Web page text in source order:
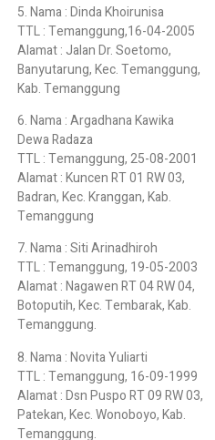
5. Nama : Dinda Khoirunisa
TTL : Temanggung,16-04-2005
Alamat : Jalan Dr. Soetomo,
Banyutarung, Kec. Temanggung,
Kab. Temanggung
6. Nama : Argadhana Kawika
Dewa Radaza
TTL : Temanggung, 25-08-2001
Alamat : Kuncen RT 01 RW 03,
Badran, Kec. Kranggan, Kab.
Temanggung
7. Nama : Siti Arinadhiroh
TTL : Temanggung, 19-05-2003
Alamat : Nagawen RT 04 RW 04,
Botoputih, Kec. Tembarak, Kab.
Temanggung.
8. Nama : Novita Yuliarti
TTL : Temanggung, 16-09-1999
Alamat : Dsn Puspo RT 09 RW 03,
Patekan, Kec. Wonoboyo, Kab.
Temanggung.